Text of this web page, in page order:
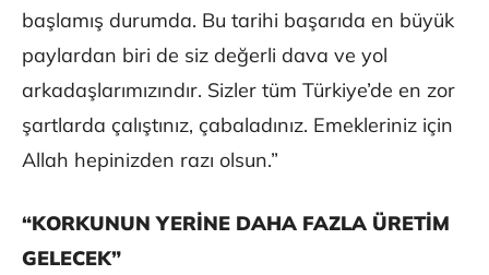
başlamış durumda. Bu tarihi başarıda en büyük
paylardan biri de siz değerli dava ve yol
arkadaşlarımızındır. Sizler tüm Türkiye’de en zor
şartlarda çalıştınız, çabaladınız. Emekleriniz için
Allah hepinizden razı olsun.”
“KORKUNUN YERİNE DAHA FAZLA ÜRETİM
GELECEK”